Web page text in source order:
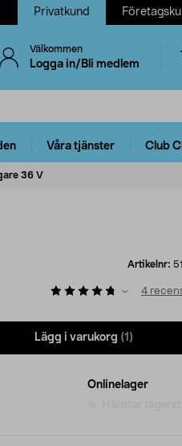
Privatkund
Välkommen
Logga in/Bli medlem
Våra tjänster Club
36 V
Artikelnr:
4
Lägg i varukorg (1)
Onlinelager